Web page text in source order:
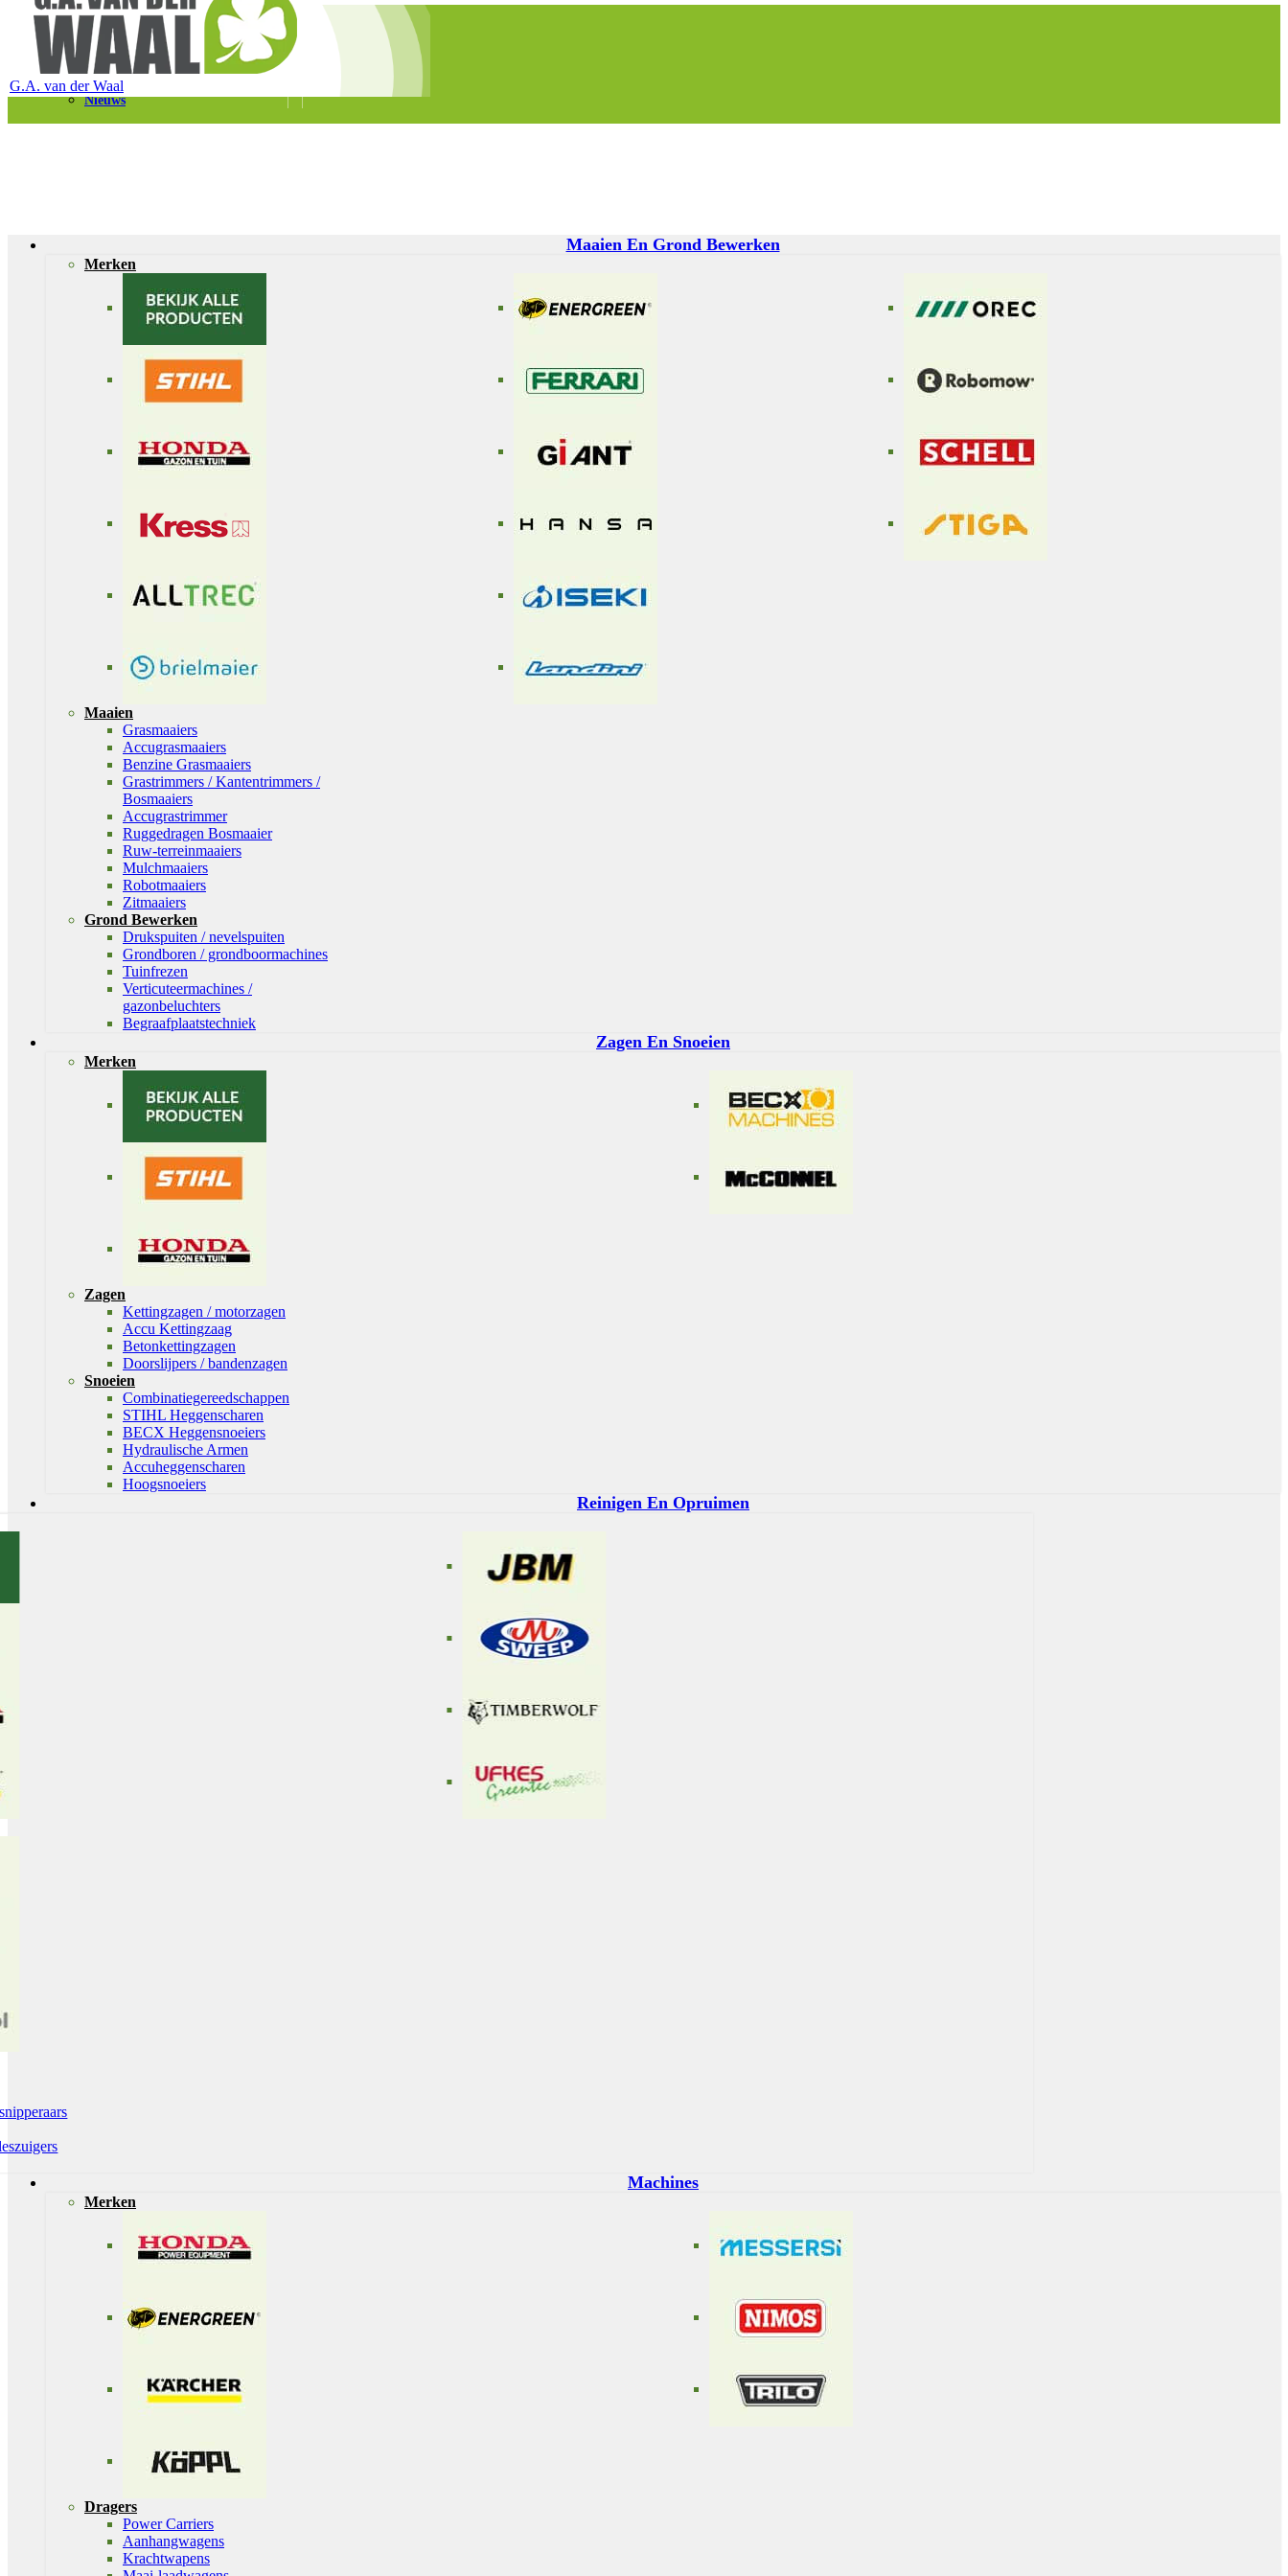
Telefoon 0180 – 421399
Schaapherderweg 6, 2988 CK Ridderkerk
Vacatures
Nieuws
G.A. van der Waal
Maaien En Grond Bewerken
Merken
Maaien
Grasmaaiers
Accugrasmaaiers
Benzine Grasmaaiers
Grastrimmers / Kantentrimmers /
Bosmaaiers
Accugrastrimmer
Ruggedragen Bosmaaier
Ruw-terreinmaaiers
Mulchmaaiers
Robotmaaiers
Zitmaaiers
Grond Bewerken
Drukspuiten / nevelspuiten
Grondboren / grondboormachines
Tuinfrezen
Verticuteermachines /
gazonbeluchters
Begraafplaatstechniek
Zagen En Snoeien
Merken
Zagen
Kettingzagen / motorzagen
Accu Kettingzaag
Betonkettingzagen
Doorslijpers / bandenzagen
Snoeien
Combinatiegereedschappen
STIHL Heggenscharen
BECX Heggensnoeiers
Hydraulische Armen
Accuheggenscharen
Hoogsnoeiers
Reinigen En Opruimen
Machines
Merken
Dragers
Power Carriers
Aanhangwagens
Krachtwapens